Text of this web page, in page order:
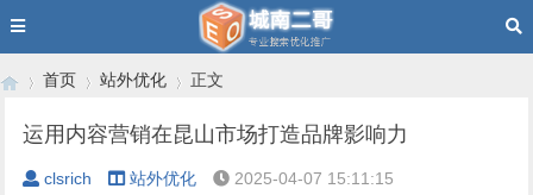
›
首页
›
站外优化
›
正文
运用内容营销在昆山市场打造品牌影响力
clsrich 站外优化 2025-04-07 15:11:15